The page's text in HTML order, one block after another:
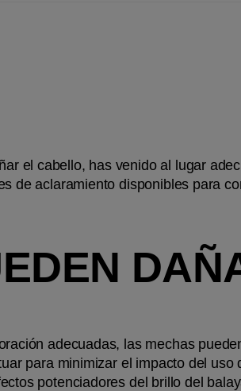
el cabello, has venido al lugar
de aclaramiento disponibles para
adecuadas, las mechas
para minimizar el impacto del uso
potenciadores del brillo del